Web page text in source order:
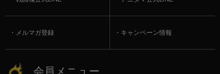
メルマガ登録 キャンペーン情報
会員メニュー